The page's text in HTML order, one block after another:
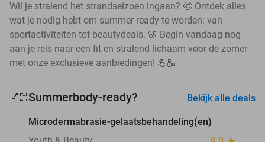
Wil je stralend het strandseizoen ingaan? 🤩 Ontdek alles
wat je nodig hebt om summer-ready te worden: van
sportactiviteiten tot beautydeals. 🌸 Begin vandaag nog
aan je reis naar een fit en stralend lichaam voor de zomer
met onze exclusieve aanbiedingen! 💪🏼
💅🏻Summerbody-ready? Bekijk alle deals
favorite_border
Microdermabrasie-gelaatsbehandeling(en)